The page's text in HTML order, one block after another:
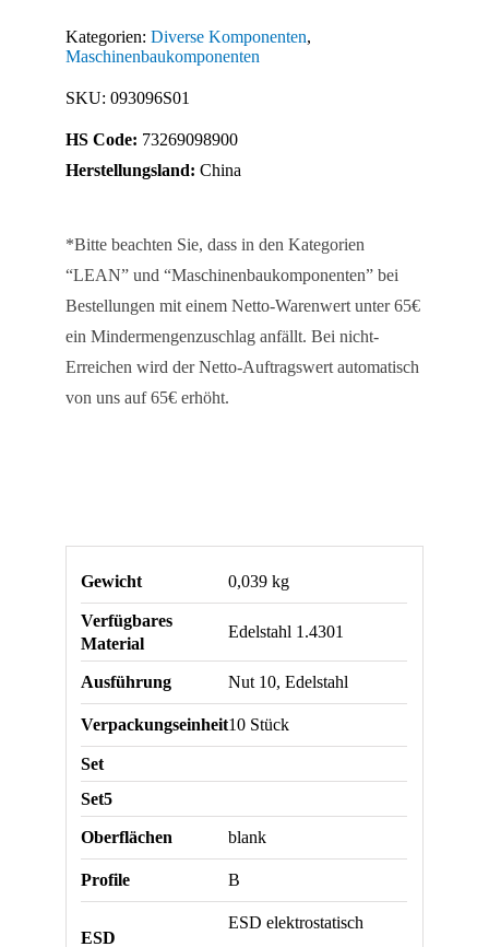
Kategorien: Diverse Komponenten,
Maschinenbaukomponenten
SKU: 093096S01
HS Code: 73269098900
Herstellungsland: China
*Bitte beachten Sie, dass in den Kategorien
“LEAN” und “Maschinenbaukomponenten” bei
Bestellungen mit einem Netto-Warenwert unter 65€
ein Mindermengenzuschlag anfällt. Bei nicht-
Erreichen wird der Netto-Auftragswert automatisch
von uns auf 65€ erhöht.
Gewicht 0,039 kg
Verfügbares
Material
Edelstahl 1.4301
Ausführung Nut 10, Edelstahl
Verpackungseinheit10 Stück
Set
Set5
Oberflächen blank
Profile B
ESD
ESD elektrostatisch